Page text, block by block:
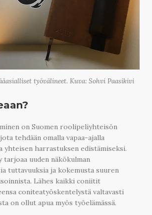
työvälineet. Kuva: Sohvi Paasikivi
on Suomen roolipeliyhteisön
tehdään omalla vapaa-ajalla
yhteisen harrastuksen edistämiseksi.
uuden näkökulman
tuttavuuksia ja kokemusta suuren
Lähes kaikki coniitit
coniteatyöskentelystä valtavasti
on ollut apua myös työelämässä.